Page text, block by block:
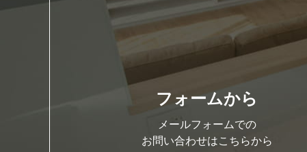
フォームから
メールフォームでの
お問い合わせはこちらから